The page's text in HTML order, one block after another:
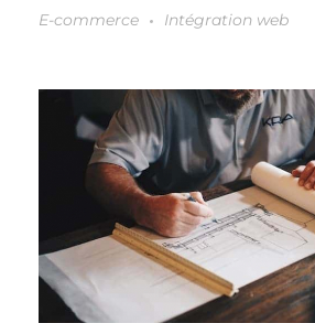
E-commerce Intégration web